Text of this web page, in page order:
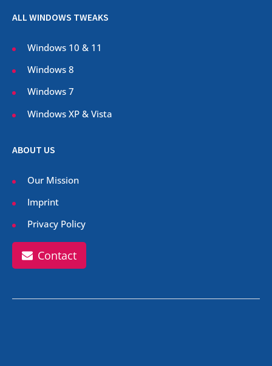
ALL WINDOWS TWEAKS
Windows 10 & 11
Windows 8
Windows 7
Windows XP & Vista
ABOUT US
Our Mission
Imprint
Privacy Policy
Contact